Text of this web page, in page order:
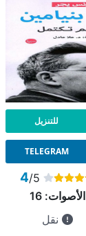
للتنزيل
TELEGRAM
4/5
الأصوات:16
نقل